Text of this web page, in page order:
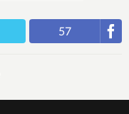
57